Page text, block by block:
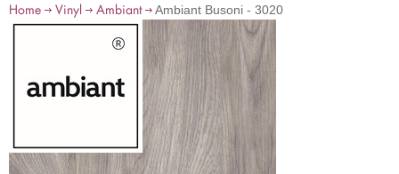
Home Vinyl Ambiant Ambiant Busoni - 3020